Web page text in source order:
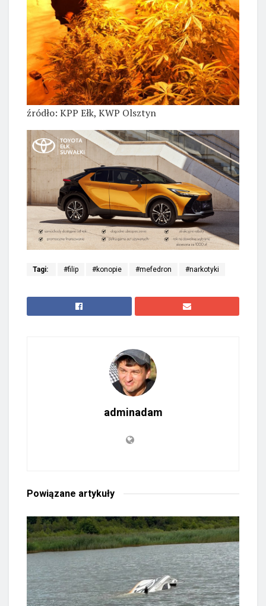
źródło: KPP Ełk, KWP Olsztyn
Tagi: #filip #konopie #mefedron #narkotyki
adminadam
Powiązane artykuły